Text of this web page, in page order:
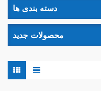
دسته بندی ها
محصولات جدید